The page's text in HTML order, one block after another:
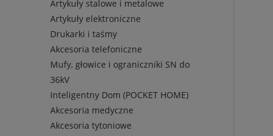
Artykuły stalowe i metalowe
Artykuły elektroniczne
Drukarki i taśmy
Akcesoria telefoniczne
Mufy, głowice i ograniczniki SN do
36kV
Inteligentny Dom (POCKET HOME)
Akcesoria medyczne
Akcesoria tytoniowe